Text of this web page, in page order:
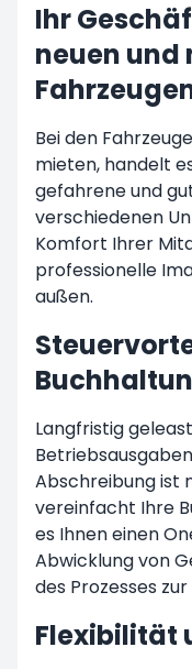
Ihr
neuen und
Bei den
mieten, handelt
gefahrene und
verschiedenen
Komfort Ihrer
professionelle
außen.
Langfristig
Abschreibung ist
vereinfacht Ihre
es Ihnen einen
Abwicklung von
des Prozesses
Flexibilität